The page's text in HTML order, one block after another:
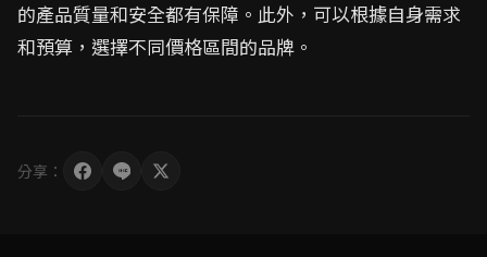
的產品質量和安全都有保障。此外，可以根據自身需求
和預算，選擇不同價格區間的品牌。
分享：